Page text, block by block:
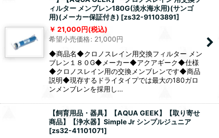
ィルター メンブレン180G(淡水海水用)(サンゴ
用)(メーカー保証付き) [zs32-91103891]
21,000円(税込)
希望小売価格: 21,000円
◆商品名◆クロノスレイン用交換フィルター メン
ブレン１８０G◆メーカー◆アクアギーク◆仕様
◆クロノスレイン用の交換メンブレンです◆商品
説明◆現存するドライタイプでは最大の180ガロ
ンメンブレンを採用し…
【飼育用品・器具】【AQUA GEEK】【取り寄せ
商品】【浄水器】Simple Jr シンプルジュニア
[zs32-41101071]